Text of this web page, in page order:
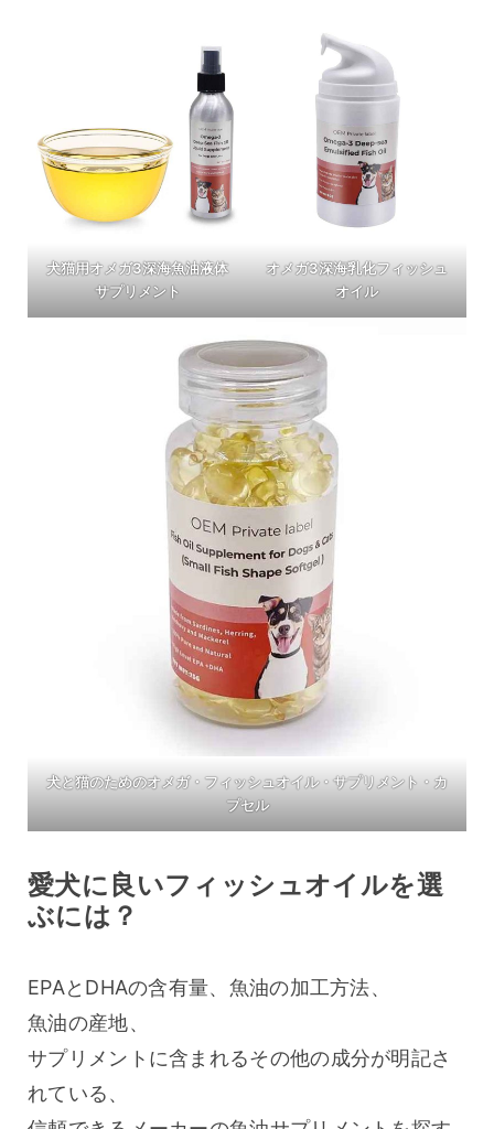
犬猫用オメガ3深海魚油液体
サプリメント
オメガ3深海乳化フィッシュ
オイル
犬と猫のためのオメガ・フィッシュオイル・サプリメント・カ
プセル
愛犬に良いフィッシュオイルを選
ぶには？
EPAとDHAの含有量、魚油の加工方法、
魚油の産地、
サプリメントに含まれるその他の成分が明記さ
れている、